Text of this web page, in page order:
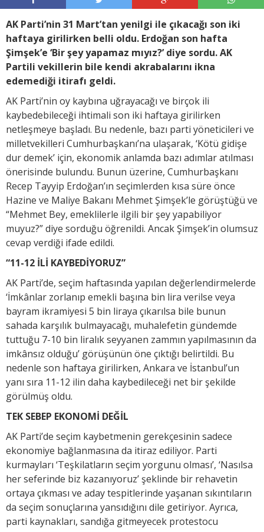
AK Parti’nin 31 Mart’tan yenilgi ile çıkacağı son iki
haftaya girilirken belli oldu. Erdoğan son hafta
Şimşek’e ‘Bir şey yapamaz mıyız?’ diye sordu. AK
Partili vekillerin bile kendi akrabalarını ikna
edemediği itirafı geldi.
AK Parti’nin oy kaybına uğrayacağı ve birçok ili
kaybedebileceği ihtimali son iki haftaya girilirken
netleşmeye başladı. Bu nedenle, bazı parti yöneticileri ve
milletvekilleri Cumhurbaşkanı’na ulaşarak, ‘Kötü gidişe
dur demek’ için, ekonomik anlamda bazı adımlar atılması
önerisinde bulundu. Bunun üzerine, Cumhurbaşkanı
Recep Tayyip Erdoğan’ın seçimlerden kısa süre önce
Hazine ve Maliye Bakanı Mehmet Şimşek’le görüştüğü ve
“Mehmet Bey, emeklilerle ilgili bir şey yapabiliyor
muyuz?” diye sorduğu öğrenildi. Ancak Şimşek’in olumsuz
cevap verdiği ifade edildi.
“11-12 İLİ KAYBEDİYORUZ”
AK Parti’de, seçim haftasında yapılan değerlendirmelerde
‘İmkânlar zorlanıp emekli başına bin lira verilse veya
bayram ikramiyesi 5 bin liraya çıkarılsa bile bunun
sahada karşılık bulmayacağı, muhalefetin gündemde
tuttuğu 7-10 bin liralık seyyanen zammın yapılmasının da
imkânsız olduğu’ görüşünün öne çıktığı belirtildi. Bu
nedenle son haftaya girilirken, Ankara ve İstanbul’un
yanı sıra 11-12 ilin daha kaybedileceği net bir şekilde
görülmüş oldu.
TEK SEBEP EKONOMİ DEĞİL
AK Parti’de seçim kaybetmenin gerekçesinin sadece
ekonomiye bağlanmasına da itiraz ediliyor. Parti
kurmayları ‘Teşkilatların seçim yorgunu olması’, ‘Nasılsa
her seferinde biz kazanıyoruz’ şeklinde bir rehavetin
ortaya çıkması ve aday tespitlerinde yaşanan sıkıntıların
da seçim sonuçlarına yansıdığını dile getiriyor. Ayrıca,
parti kaynakları, sandığa gitmeyecek protestocu